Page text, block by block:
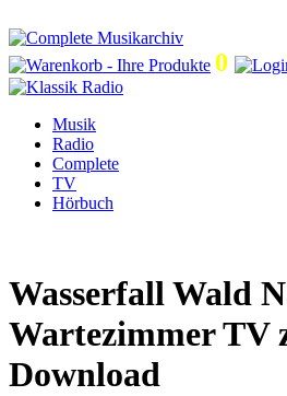
0
Musik
Radio
Complete
TV
Hörbuch
Wasserfall Wald
Wartezimmer TV
Download